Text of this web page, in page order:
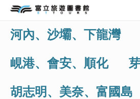
河內、沙壩、下龍灣
峴港、會安、順化
胡志明、美奈、富國島